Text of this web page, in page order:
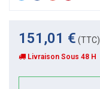
151,01 € (TTC)
Livraison Sous 48 H